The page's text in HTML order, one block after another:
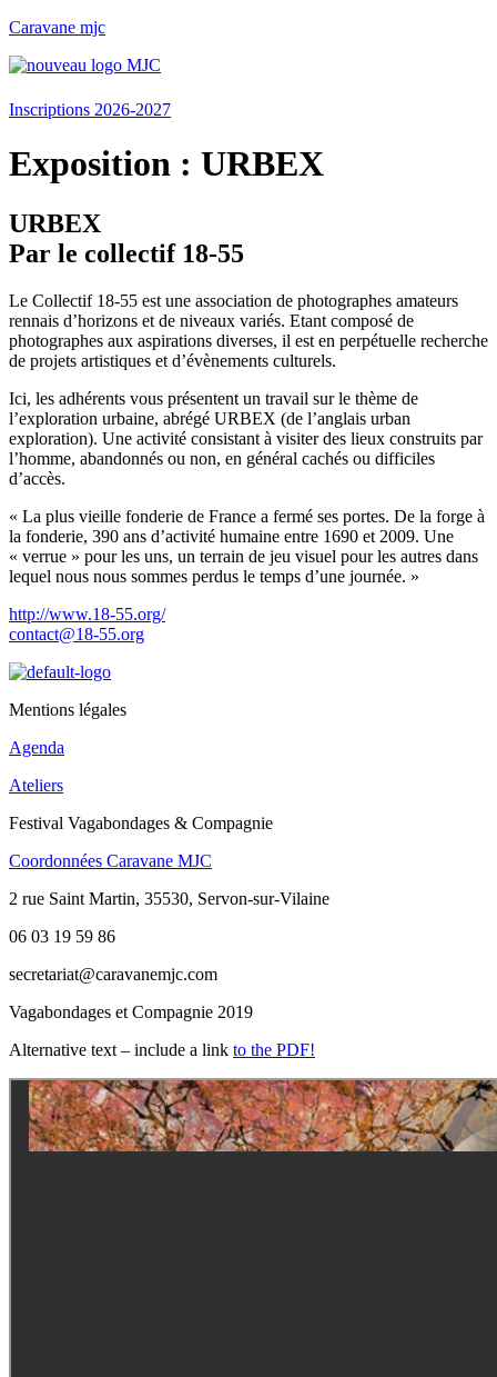
Caravane mjc
Inscriptions 2026-2027
Exposition : URBEX
URBEX
Par le collectif 18-55
Le Collectif 18-55 est une association de photographes amateurs
rennais d’horizons et de niveaux variés. Etant composé de
photographes aux aspirations diverses, il est en perpétuelle recherche
de projets artistiques et d’évènements culturels.
Ici, les adhérents vous présentent un travail sur le thème de
l’exploration urbaine, abrégé URBEX (de l’anglais urban
exploration). Une activité consistant à visiter des lieux construits par
l’homme, abandonnés ou non, en général cachés ou difficiles
d’accès.
« La plus vieille fonderie de France a fermé ses portes. De la forge à
la fonderie, 390 ans d’activité humaine entre 1690 et 2009. Une
« verrue » pour les uns, un terrain de jeu visuel pour les autres dans
lequel nous nous sommes perdus le temps d’une journée. »
http://www.18-55.org/
contact@18-55.org
Mentions légales
Agenda
Ateliers
Festival Vagabondages & Compagnie
Coordonnées Caravane MJC
2 rue Saint Martin, 35530, Servon-sur-Vilaine
06 03 19 59 86
secretariat@caravanemjc.com
Vagabondages et Compagnie 2019
Alternative text – include a link to the PDF!